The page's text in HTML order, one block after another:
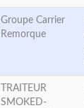
Groupe Carrier
Remorque
TRAITEUR
SMOKED-